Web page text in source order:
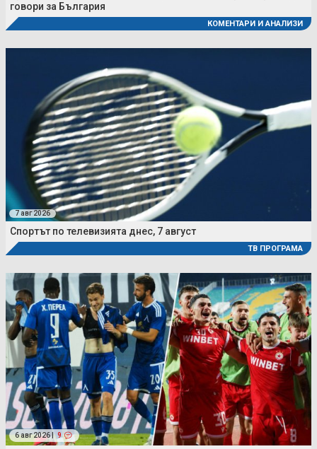
говори за България
КОМЕНТАРИ И АНАЛИЗИ
7 авг 2026
Спортът по телевизията днес, 7 август
ТВ ПРОГРАМА
6 авг 2026 | 9